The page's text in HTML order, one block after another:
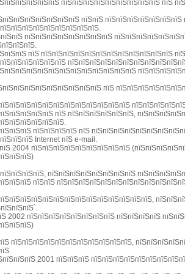
пїЅпїЅпїЅпїЅпїЅпїЅпїЅпїЅпїЅ пїЅ
пїЅпїЅ
пїЅпїЅпїЅпїЅпїЅпїЅпїЅпїЅ
пїЅ пїЅпїЅпїЅпїЅпїЅпїЅпїЅпїЅпїЅпїЅпїЅпїЅ
пїЅ
пїЅ пїЅпїЅпїЅпїЅпїЅпїЅ,
пїЅпїЅпїЅпїЅ пїЅ
Internet пїЅ e-mail.
2004 пїЅпїЅпїЅпїЅпїЅпїЅпїЅпїЅпїЅ
пїЅпїЅпїЅпїЅпїЅпїЅпїЅпїЅ
пїЅпїЅ
2002 пїЅпїЅпїЅпїЅпїЅпїЅпїЅпїЅ пїЅпїЅпїЅпїЅ
пїЅпїЅпїЅпїЅпїЅпїЅпїЅпїЅпїЅпїЅпїЅ,
2001 пїЅпїЅпїЅ